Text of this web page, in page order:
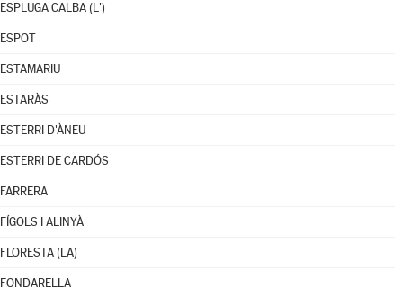
ESPLUGA CALBA (L')
ESPOT
ESTAMARIU
ESTARÀS
ESTERRI D'ÀNEU
ESTERRI DE CARDÓS
FARRERA
FÍGOLS I ALINYÀ
FLORESTA (LA)
FONDARELLA